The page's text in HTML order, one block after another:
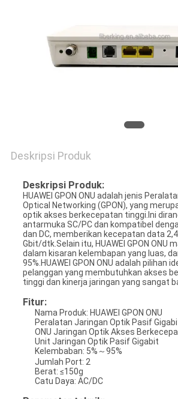
Deskripsi Produk
Deskripsi Produk:
HUAWEI GPON ONU adalah jenis
Optical Networking (GPON), yang
optik akses berkecepatan tinggi.Ini
antarmuka SC/PC dan kompatibel
dan DC, memberikan kecepatan data
Gbit/dtk.Selain itu, HUAWEI GPON ONU
dalam kisaran kelembapan yang luas,
95%.HUAWEI GPON ONU adalah pilihan
pelanggan yang membutuhkan akses
tinggi dan kinerja jaringan yang sangat
Fitur:
Nama Produk: HUAWEI GPON ONU
Peralatan Jaringan Optik Pasif
ONU Jaringan Optik Akses
Unit Jaringan Optik Pasif Gigabit
Kelembaban: 5%～95%
Jumlah Port: 2
Berat: ≤150g
Catu Daya: AC/DC